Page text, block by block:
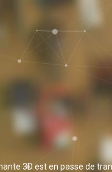
3D est en passe de